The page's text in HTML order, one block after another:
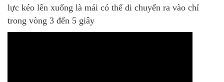
lực kéo lên xuống là mái có thể di chuyển ra vào chỉ
trong vòng 3 đến 5 giây